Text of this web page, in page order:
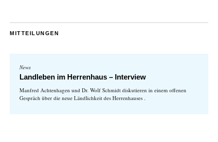
MITTEILUNGEN
News
Landleben im Herrenhaus – Interview
Manfred Achtenhagen und Dr. Wolf Schmidt diskutieren in einem offenen
Gespräch über die neue Ländlichkeit des Herrenhauses .